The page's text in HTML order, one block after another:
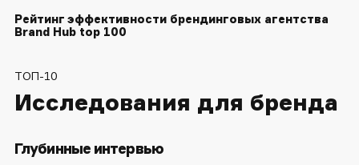
Рейтинг эффективности брендинговых агентства
Brand Hub top 100
ТОП-10
Исследования для бренда
Глубинные интервью